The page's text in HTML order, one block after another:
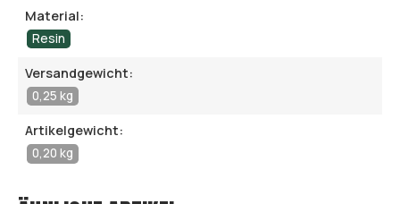
Material:
Resin
Versandgewicht:
0,25 kg
Artikelgewicht:
0,20 kg